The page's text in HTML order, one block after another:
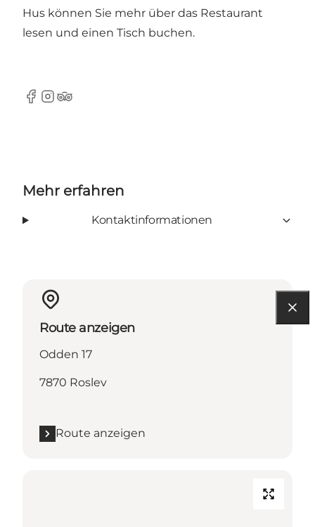
Hus können Sie mehr über das Restaurant
lesen und einen Tisch buchen.
Facebook
Instagram
Tripadvisor
Mehr erfahren
Kontaktinformationen
Route anzeigen
Odden 17
7870 Roslev
Route anzeigen